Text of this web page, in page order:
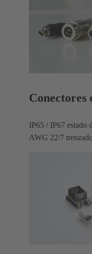
Conectores
IP65 / IP67 estado
AWG 22/7